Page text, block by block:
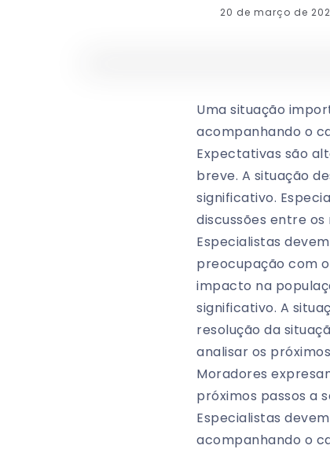
20 de março de
Uma situação
acompanhando o
Expectativas são
breve. A situação
significativo.
discussões entre
Especialistas
preocupação com
impacto na
significativo. A
resolução da
analisar os
Moradores
próximos passos a
Especialistas
acompanhando o